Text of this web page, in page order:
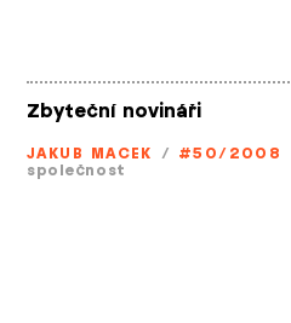
Zbyteční novináři
JAKUB MACEK / #50/2008
společnost